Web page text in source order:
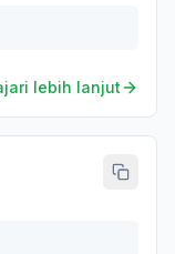
lebih lanjut